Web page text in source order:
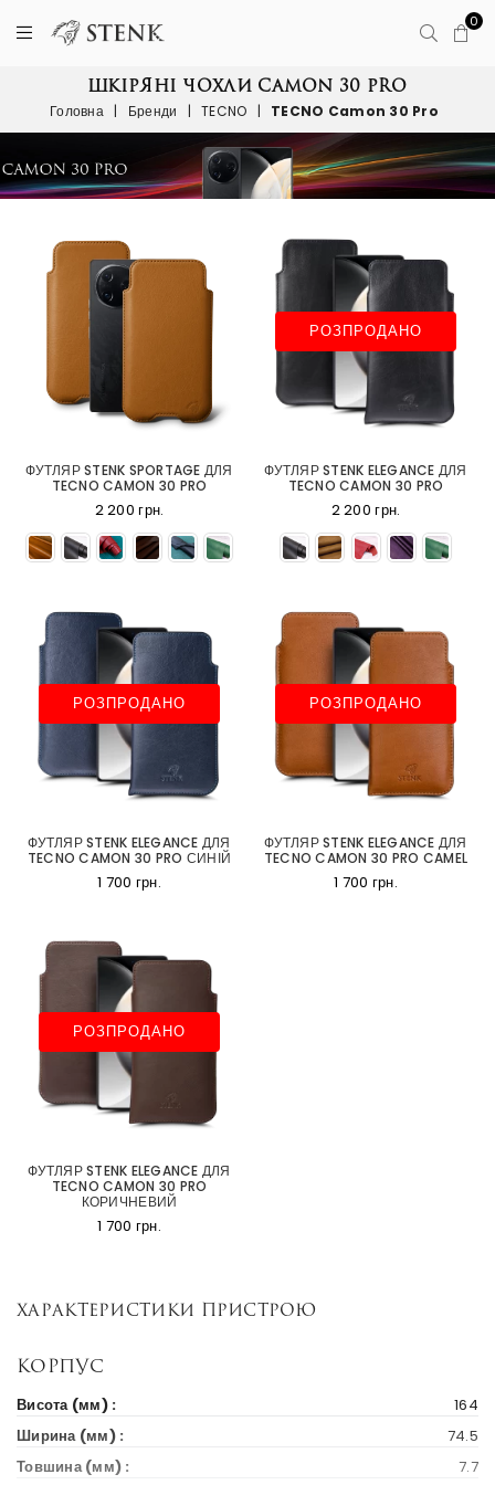
0
ШКІРЯНІ ЧОХЛИ CAMON 30 PRO
Головна | Бренди | TECNO | TECNO Camon 30 Pro
ФУТЛЯР STENK SPORTAGE ДЛЯ
TECNO CAMON 30 PRO
2 200 грн.
РОЗПРОДАНО
ФУТЛЯР STENK ELEGANCE ДЛЯ
TECNO CAMON 30 PRO
2 200 грн.
РОЗПРОДАНО
ФУТЛЯР STENK ELEGANCE ДЛЯ
TECNO CAMON 30 PRO СИНІЙ
1 700 грн.
РОЗПРОДАНО
ФУТЛЯР STENK ELEGANCE ДЛЯ
TECNO CAMON 30 PRO CAMEL
1 700 грн.
РОЗПРОДАНО
ФУТЛЯР STENK ELEGANCE ДЛЯ
TECNO CAMON 30 PRO
КОРИЧНЕВИЙ
1 700 грн.
Характеристики пристрою
Корпус
Висота (мм) :
164
Ширина (мм) :
74.5
Товшина (мм) :
7.7